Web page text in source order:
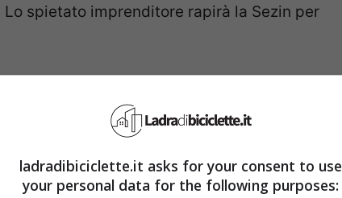
spietato imprenditore rapirà la Sezin per
precipizio, circondata da una serie di mine
di Emir. Da un momento all’altro potrebbe
anche da un minimo movimento.
la sua amata. Kemal costringerà Kozcuoğlu
ladradibiciclette.it asks for your consent to use
your personal data for the following purposes: